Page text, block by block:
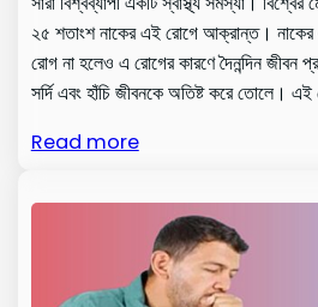
২৫ শতাংশ নাকের এই রোগে আক্রান্ত। নাকের
রোগ না হলেও এ রোগের কারণে দৈনন্দিন জীবন
সর্দি এবং হাঁচি জীবনকে অতিষ্ট করে তোলে।
Read more